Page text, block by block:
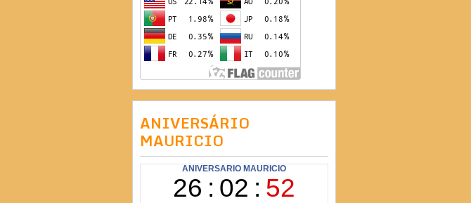
ANIVERSÁRIO
MAURICIO